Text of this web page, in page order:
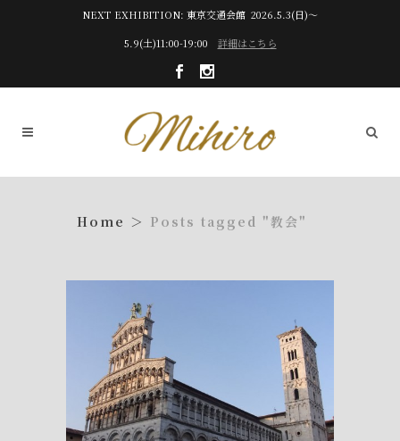
NEXT EXHIBITION: 東京交通会館 2026.5.3(日)～
5.9(土)11:00-19:00 詳細はこちら
Posts tagged "教会"